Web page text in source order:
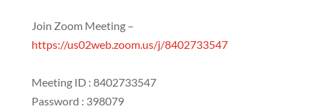
Join Zoom Meeting –
https://us02web.zoom.us/j/8402733547
Meeting ID : 8402733547
Password : 398079